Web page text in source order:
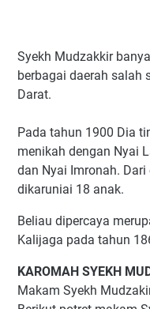
Syekh Mudzakkir
berbagai daerah salah
Darat.
Pada tahun 1900 Dia
menikah dengan Nyai
dan Nyai Imronah.
dikaruniai 18 anak.
Beliau dipercaya
Kalijaga pada tahun
KAROMAH SYEKH
Makam Syekh